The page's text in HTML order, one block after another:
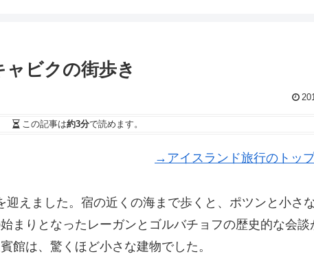
ビクの街歩き
この記事は約3分で読めます。
→アイスランド旅行のトッ
えました。宿の近くの海まで歩くと、ポツンと小さ
まりとなったレーガンとゴルバチョフの歴史的な会談
館は、驚くほど小さな建物でした。